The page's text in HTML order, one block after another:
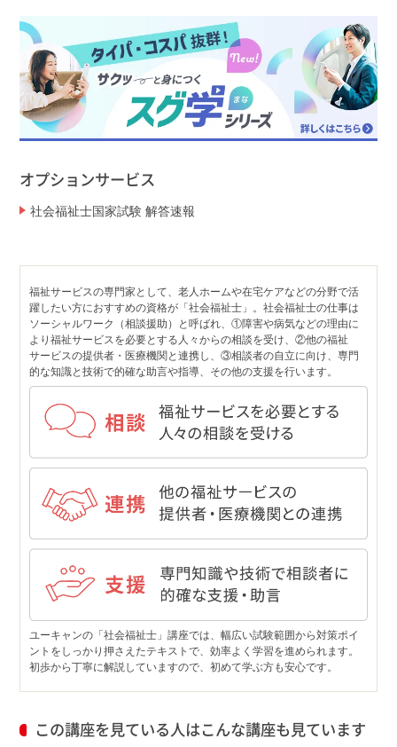
オプションサービス
社会福祉士国家試験 解答速報
福祉サービスの専門家として、老人ホームや在宅ケアなどの分野で活
躍したい方におすすめの資格が「社会福祉士」。社会福祉士の仕事は
ソーシャルワーク（相談援助）と呼ばれ、①障害や病気などの理由に
より福祉サービスを必要とする人々からの相談を受け、②他の福祉
サービスの提供者・医療機関と連携し、③相談者の自立に向け、専門
的な知識と技術で的確な助言や指導、その他の支援を行います。
ユーキャンの「社会福祉士」講座では、幅広い試験範囲から対策ポイ
ントをしっかり押さえたテキストで、効率よく学習を進められます。
初歩から丁寧に解説していますので、初めて学ぶ方も安心です。
この講座を見ている人はこんな講座も見ています